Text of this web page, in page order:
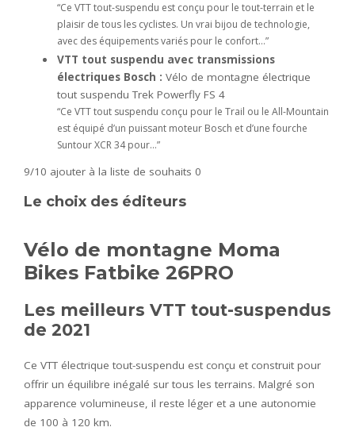
“Ce VTT tout-suspendu est conçu pour le tout-terrain et le
plaisir de tous les cyclistes. Un vrai bijou de technologie,
avec des équipements variés pour le confort…”
VTT tout suspendu avec transmissions
électriques Bosch : Vélo de montagne électrique
tout suspendu Trek Powerfly FS 4
“Ce VTT tout suspendu conçu pour le Trail ou le All-Mountain
est équipé d’un puissant moteur Bosch et d’une fourche
Suntour XCR 34 pour…”
9/10 ajouter à la liste de souhaits 0
Le choix des éditeurs
Vélo de montagne Moma
Bikes Fatbike 26PRO
Les meilleurs VTT tout-suspendus
de 2021
Ce VTT électrique tout-suspendu est conçu et construit pour
offrir un équilibre inégalé sur tous les terrains. Malgré son
apparence volumineuse, il reste léger et a une autonomie
de 100 à 120 km.